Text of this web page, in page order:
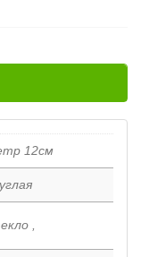
12см
,